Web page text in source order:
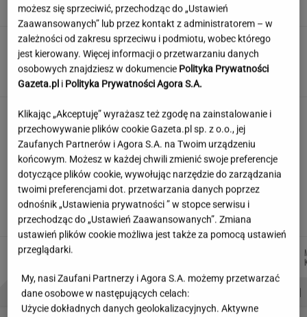
Nie czekaj, aż będzie za późno. To może
oznaczać, że szkoła przestała służyć dziecku
MATERIAŁ PROMOCYJNY
Partnerka Litewki po jego
śmierci: Niektórzy zlecieli się jak sępy
SUBSKRYPCJA
Najniższe poparcie dla PiS w sondażu od lat.
Doda i jej były mąż oskarżeni
Autorzy:
PROBLEMY POLSKICH SIATKARZY ZNAK Z '30'
możesz się sprzeciwić, przechodząc do „Ustawień
Zaawansowanych” lub przez kontakt z administratorem – w
zależności od zakresu sprzeciwu i podmiotu, wobec którego
jest kierowany. Więcej informacji o przetwarzaniu danych
osobowych znajdziesz w dokumencie Polityka Prywatności
Gazeta.pl i Polityka Prywatności Agora S.A.
Klikając „Akceptuję” wyrażasz też zgodę na zainstalowanie i
przechowywanie plików cookie Gazeta.pl sp. z o.o., jej
Zaufanych Partnerów i Agora S.A. na Twoim urządzeniu
końcowym. Możesz w każdej chwili zmienić swoje preferencje
dotyczące plików cookie, wywołując narzędzie do zarządzania
twoimi preferencjami dot. przetwarzania danych poprzez
odnośnik „Ustawienia prywatności ” w stopce serwisu i
przechodząc do „Ustawień Zaawansowanych”. Zmiana
ustawień plików cookie możliwa jest także za pomocą ustawień
przeglądarki.
My, nasi Zaufani Partnerzy i Agora S.A. możemy przetwarzać
dane osobowe w następujących celach:
Użycie dokładnych danych geolokalizacyjnych. Aktywne